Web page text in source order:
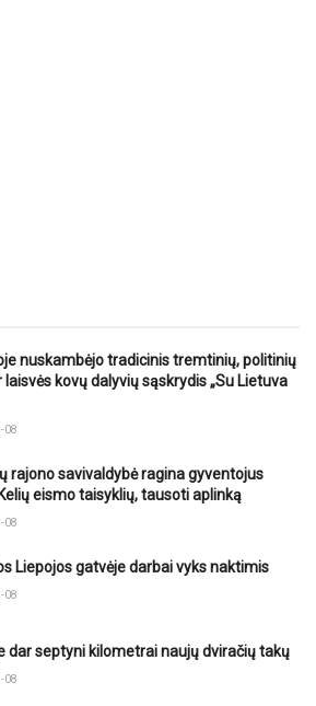
nuskambėjo tradicinis tremtinių, politinių
laisvės kovų dalyvių sąskrydis „Su Lietuva
08
rajono savivaldybė ragina gyventojus
eismo taisyklių, tausoti aplinką
08
Liepojos gatvėje darbai vyks naktimis
08
dar septyni kilometrai naujų dviračių takų
08